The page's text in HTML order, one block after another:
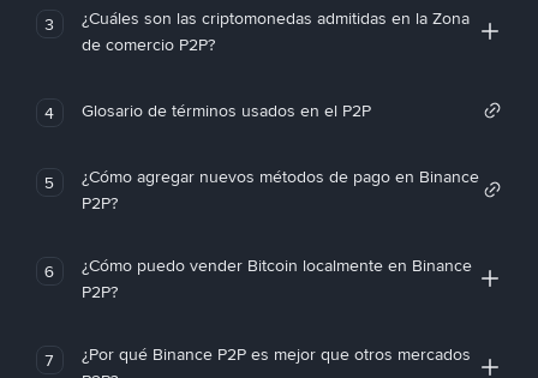
3
¿Cuáles son las criptomonedas admitidas en la Zona
de comercio P2P?
4 Glosario de términos usados en el P2P
5
¿Cómo agregar nuevos métodos de pago en Binance
P2P?
6
¿Cómo puedo vender Bitcoin localmente en Binance
P2P?
7
¿Por qué Binance P2P es mejor que otros mercados